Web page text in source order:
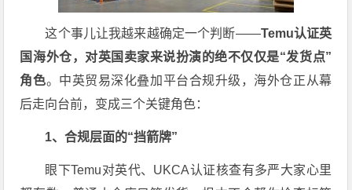
这个事儿让我越来越确定一个判断——Temu认证英
国海外仓，对英国卖家来说扮演的绝不仅仅是“发货点”
角色。中英贸易深化叠加平台合规升级，海外仓正从幕
后走向台前，变成三个关键角色：
1、合规层面的“挡箭牌”
眼下Temu对英代、UKCA认证核查有多严大家心里